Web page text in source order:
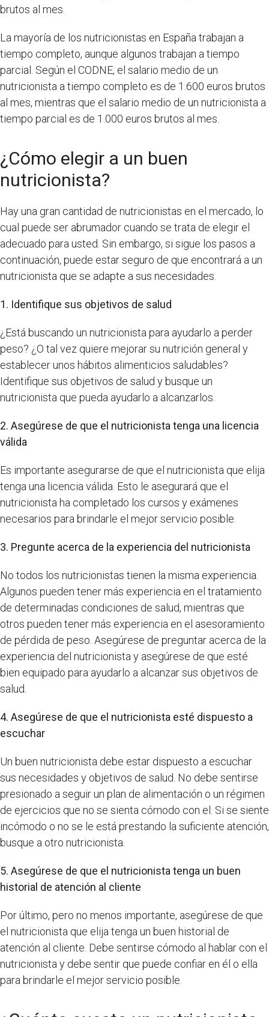
brutos al mes.
La mayoría de los nutricionistas en España trabajan a
tiempo completo, aunque algunos trabajan a tiempo
parcial. Según el CODNE, el salario medio de un
nutricionista a tiempo completo es de 1.600 euros brutos
al mes, mientras que el salario medio de un nutricionista a
tiempo parcial es de 1.000 euros brutos al mes.
¿Cómo elegir a un buen
nutricionista?
Hay una gran cantidad de nutricionistas en el mercado, lo
cual puede ser abrumador cuando se trata de elegir el
adecuado para usted. Sin embargo, si sigue los pasos a
continuación, puede estar seguro de que encontrará a un
nutricionista que se adapte a sus necesidades.
1. Identifique sus objetivos de salud
¿Está buscando un nutricionista para ayudarlo a perder
peso? ¿O tal vez quiere mejorar su nutrición general y
establecer unos hábitos alimenticios saludables?
Identifique sus objetivos de salud y busque un
nutricionista que pueda ayudarlo a alcanzarlos.
2. Asegúrese de que el nutricionista tenga una licencia
válida
Es importante asegurarse de que el nutricionista que elija
tenga una licencia válida. Esto le asegurará que el
nutricionista ha completado los cursos y exámenes
necesarios para brindarle el mejor servicio posible.
3. Pregunte acerca de la experiencia del nutricionista
No todos los nutricionistas tienen la misma experiencia.
Algunos pueden tener más experiencia en el tratamiento
de determinadas condiciones de salud, mientras que
otros pueden tener más experiencia en el asesoramiento
de pérdida de peso. Asegúrese de preguntar acerca de la
experiencia del nutricionista y asegúrese de que esté
bien equipado para ayudarlo a alcanzar sus objetivos de
salud.
4. Asegúrese de que el nutricionista esté dispuesto a
escuchar
Un buen nutricionista debe estar dispuesto a escuchar
sus necesidades y objetivos de salud. No debe sentirse
presionado a seguir un plan de alimentación o un régimen
de ejercicios que no se sienta cómodo con el. Si se siente
incómodo o no se le está prestando la suficiente atención,
busque a otro nutricionista.
5. Asegúrese de que el nutricionista tenga un buen
historial de atención al cliente
Por último, pero no menos importante, asegúrese de que
el nutricionista que elija tenga un buen historial de
atención al cliente. Debe sentirse cómodo al hablar con el
nutricionista y debe sentir que puede confiar en él o ella
para brindarle el mejor servicio posible.